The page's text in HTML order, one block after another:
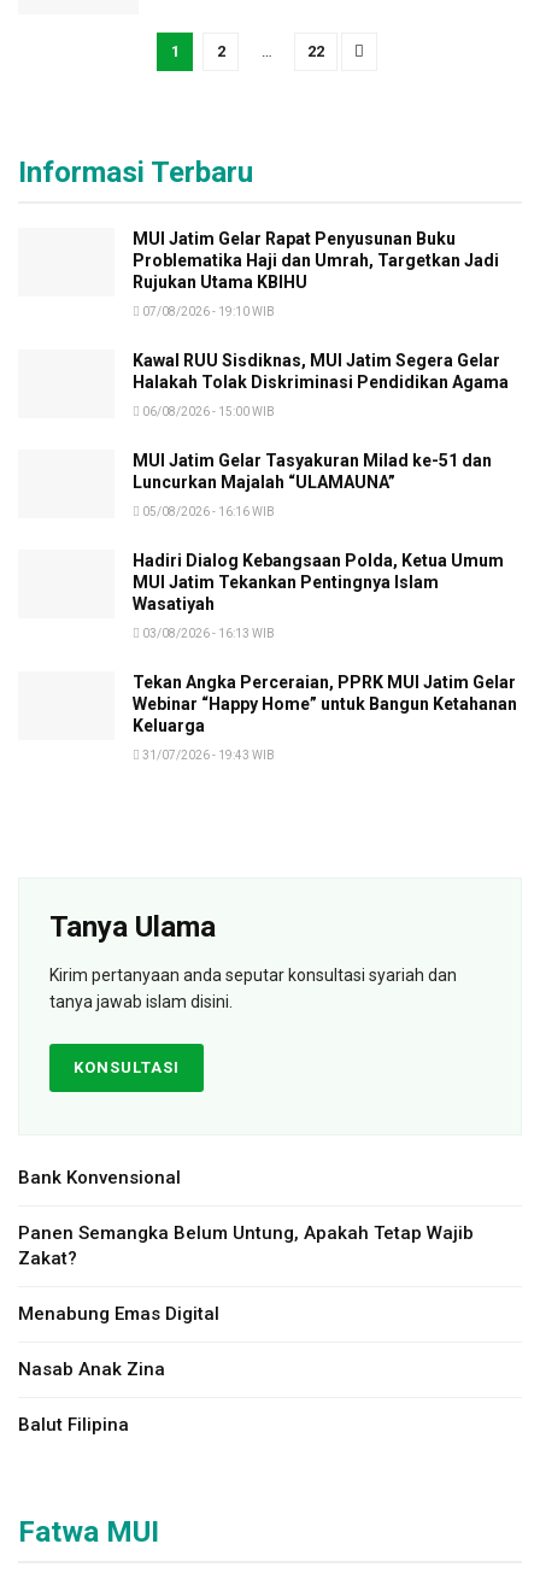
1 2 22
Informasi Terbaru
MUI Jatim Gelar Rapat Penyusunan Buku
Problematika Haji dan Umrah, Targetkan Jadi
Rujukan Utama KBIHU
07/08/2026 - 19:10 WIB
Kawal RUU Sisdiknas, MUI Jatim Segera Gelar
Halakah Tolak Diskriminasi Pendidikan Agama
06/08/2026 - 15:00 WIB
MUI Jatim Gelar Tasyakuran Milad ke-51 dan
Luncurkan Majalah “ULAMAUNA”
05/08/2026 - 16:16 WIB
Hadiri Dialog Kebangsaan Polda, Ketua Umum
MUI Jatim Tekankan Pentingnya Islam
Wasatiyah
03/08/2026 - 16:13 WIB
Tekan Angka Perceraian, PPRK MUI Jatim Gelar
Webinar “Happy Home” untuk Bangun Ketahanan
Keluarga
31/07/2026 - 19:43 WIB
Tanya Ulama
Kirim pertanyaan anda seputar konsultasi syariah dan
tanya jawab islam disini.
KONSULTASI
Bank Konvensional
Panen Semangka Belum Untung, Apakah Tetap Wajib
Zakat?
Menabung Emas Digital
Nasab Anak Zina
Balut Filipina
Fatwa MUI